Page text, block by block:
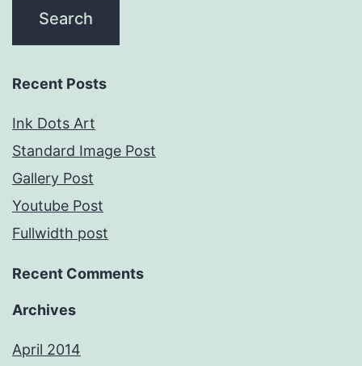
Recent Posts
Ink Dots Art
Standard Image Post
Gallery Post
Youtube Post
Fullwidth post
Recent Comments
Archives
April 2014